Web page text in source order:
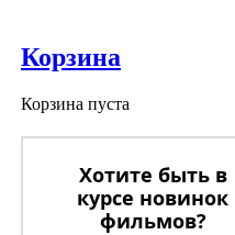
Корзина
Корзина пуста
Хотите быть в
курсе новинок
фильмов?